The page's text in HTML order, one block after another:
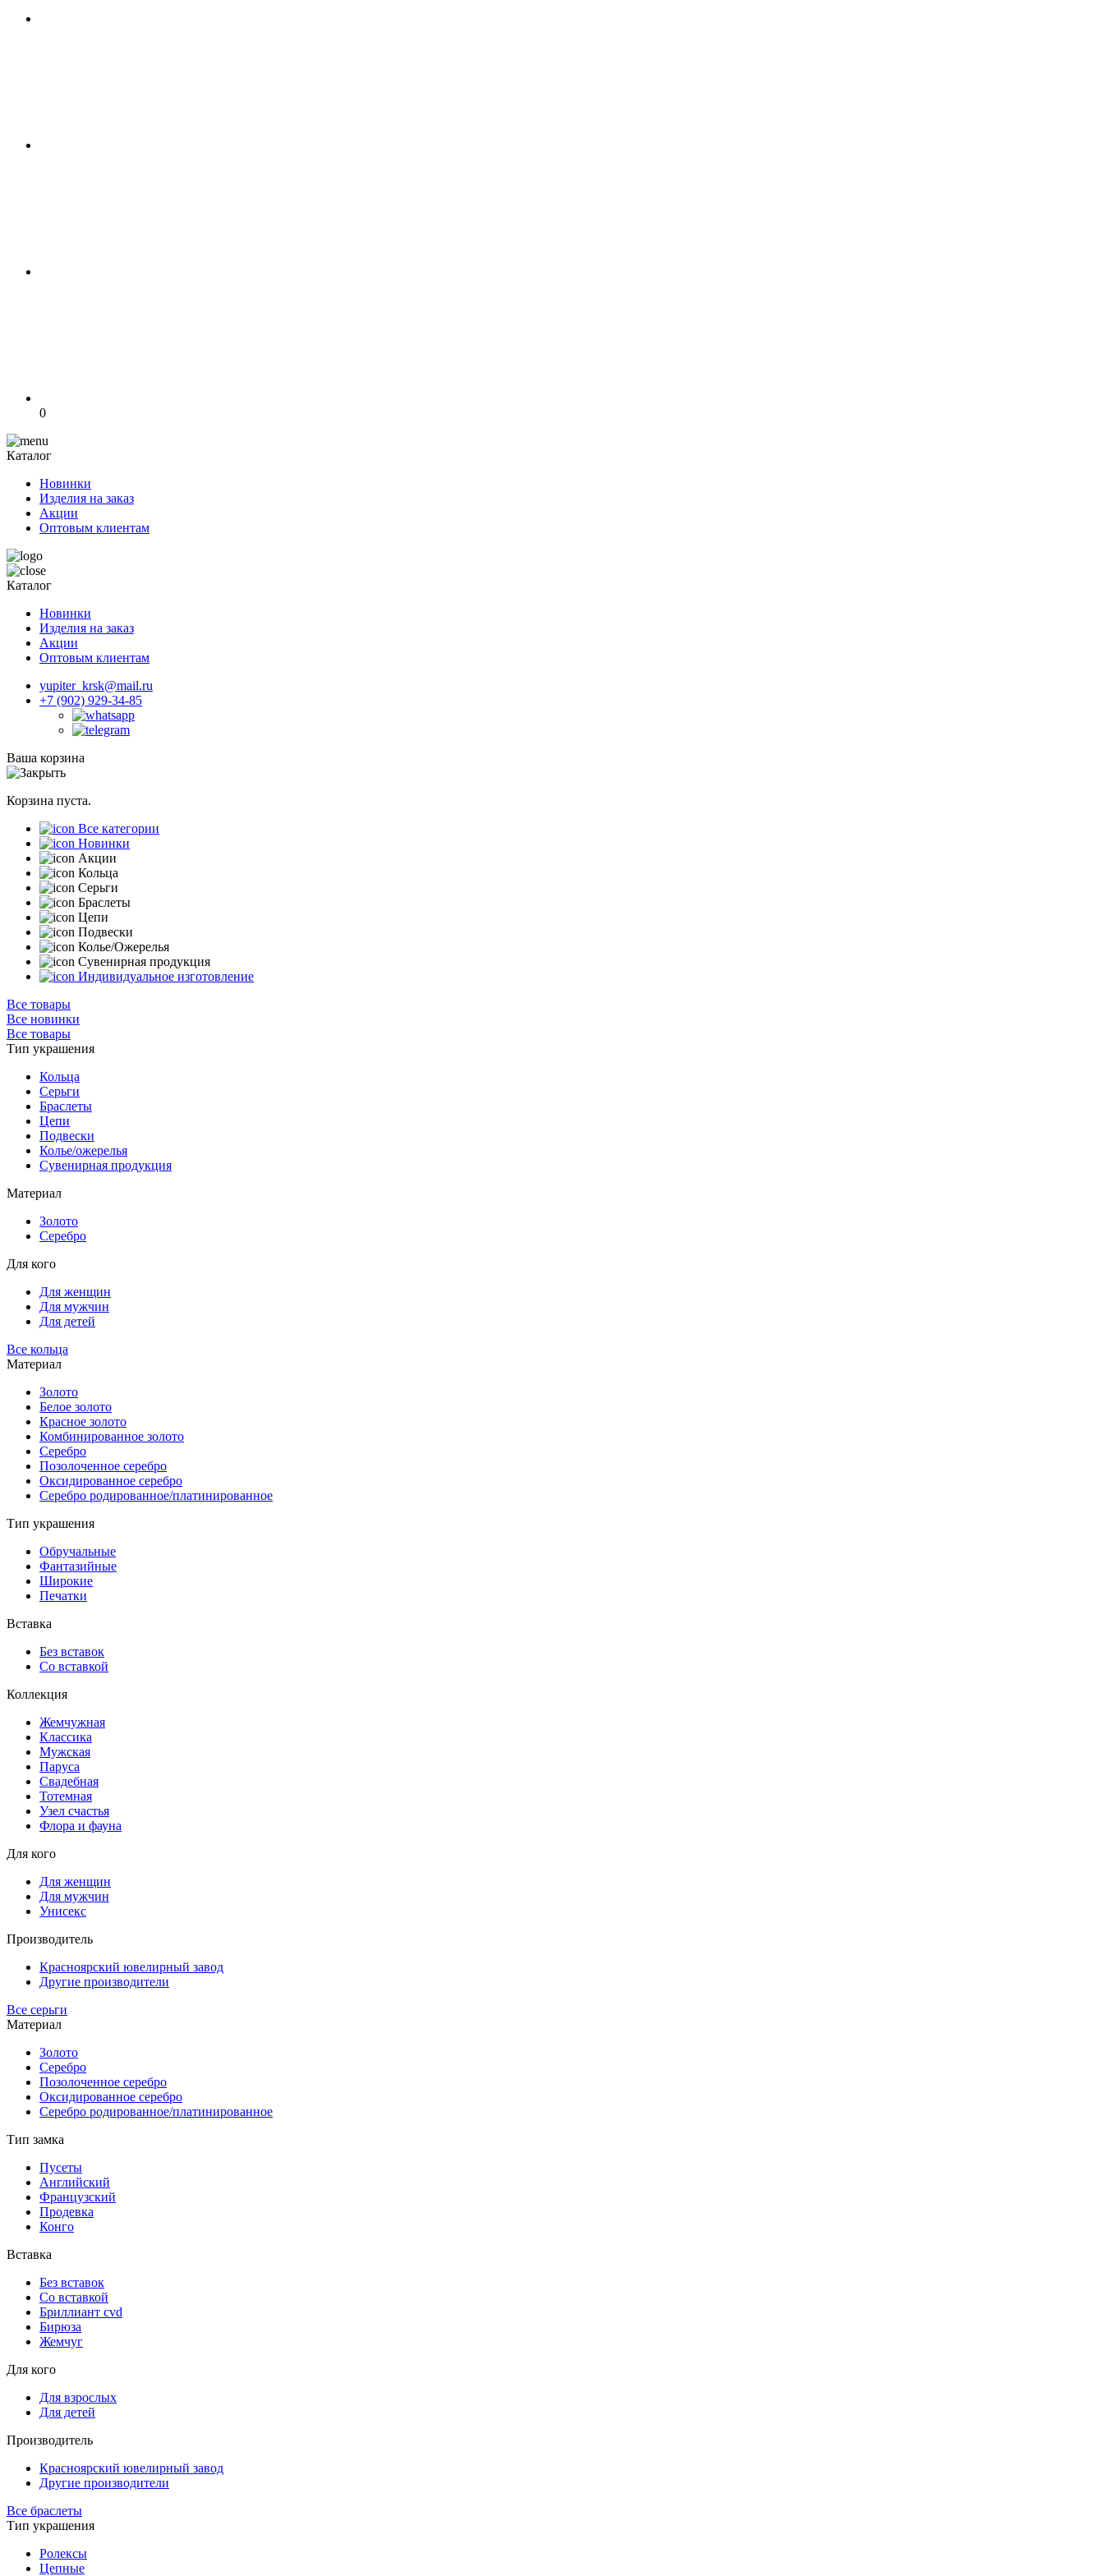
0
Каталог
Новинки
Изделия на заказ
Акции
Оптовым клиентам
Каталог
Новинки
Изделия на заказ
Акции
Оптовым клиентам
yupiter_krsk@mail.ru
+7 (902) 929-34-85
Ваша корзина
Корзина пуста.
Все категории
Новинки
Акции
Кольца
Серьги
Браслеты
Цепи
Подвески
Колье/Ожерелья
Сувенирная продукция
Индивидуальное изготовление
Все товары
Все новинки
Все товары
Тип украшения
Кольца
Серьги
Браслеты
Цепи
Подвески
Колье/ожерелья
Сувенирная продукция
Материал
Золото
Серебро
Для кого
Для женщин
Для мужчин
Для детей
Все кольца
Материал
Золото
Белое золото
Красное золото
Комбинированное золото
Серебро
Позолоченное серебро
Оксидированное серебро
Серебро родированное/платинированное
Тип украшения
Обручальные
Фантазийные
Широкие
Печатки
Вставка
Без вставок
Со вставкой
Коллекция
Жемчужная
Классика
Мужская
Паруса
Свадебная
Тотемная
Узел счастья
Флора и фауна
Для кого
Для женщин
Для мужчин
Унисекс
Производитель
Красноярский ювелирный завод
Другие производители
Все серьги
Материал
Золото
Серебро
Позолоченное серебро
Оксидированное серебро
Серебро родированное/платинированное
Тип замка
Пусеты
Английский
Французский
Продевка
Конго
Вставка
Без вставок
Со вставкой
Бриллиант cvd
Бирюза
Жемчуг
Для кого
Для взрослых
Для детей
Производитель
Красноярский ювелирный завод
Другие производители
Все браслеты
Тип украшения
Ролексы
Цепные